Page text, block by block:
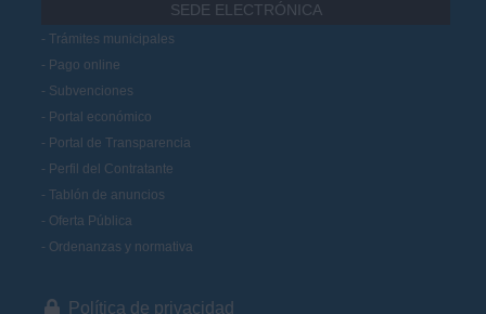
SEDE ELECTRÓNICA
Trámites municipales
Pago online
Subvenciones
Portal económico
Portal de Transparencia
Perfil del Contratante
Tablón de anuncios
Oferta Pública
Ordenanzas y normativa
Política de privacidad